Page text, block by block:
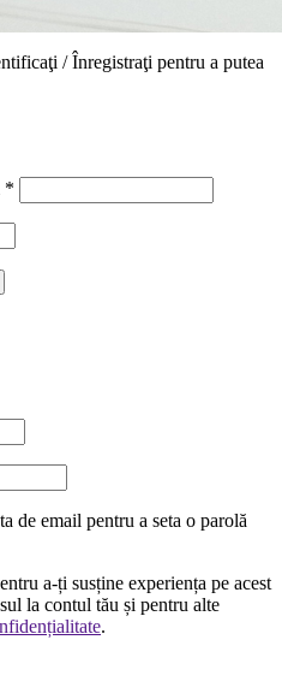
/ Înregistraţi pentru a putea
*
de email pentru a seta o parolă
a-ți susține experiența pe acest
la contul tău și pentru alte
.